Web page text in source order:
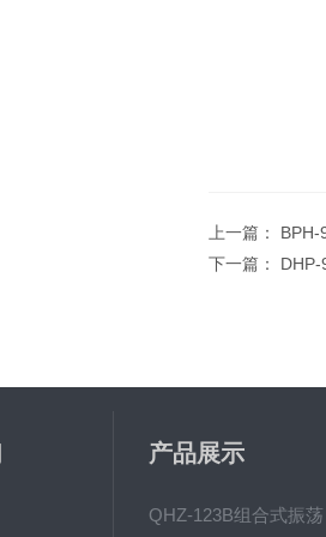
上一篇： BPH-
下一篇：
产品展示